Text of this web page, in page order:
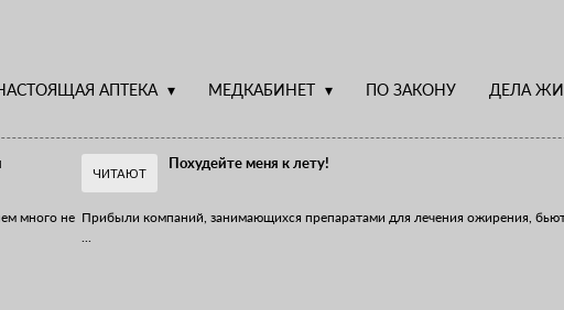
АПТЕКА МЕДКАБИНЕТ ПО ЗАКОНУ ДЕЛА
много не
ЧИТАЮТ
Похудейте меня к лету!
Прибыли компаний, занимающихся препаратами для лечения ожирения,